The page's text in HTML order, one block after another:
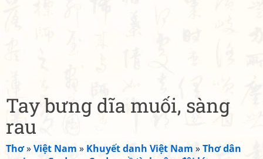
Tay bưng dĩa muối, sàng
rau
Thơ»Việt Nam » Khuyết danh Việt Nam »Thơ dân